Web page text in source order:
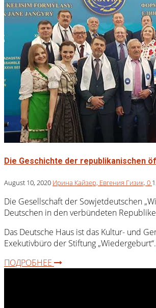
Die Geschichte der republikanischen
August 10, 2020 Ирина Кайзер, Евгения Гизик, 0
Die Gesellschaft der Sowjetdeutschen
Deutschen in den verbündeten
Das Deutsche Haus ist das Kultur- und
Exekutivbüro der Stiftung „Wiedergeburt“.
ПОДРОБНЕЕ